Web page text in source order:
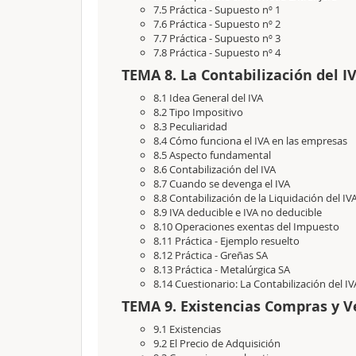
7.5 Práctica - Supuesto nº 1
7.6 Práctica - Supuesto nº 2
7.7 Práctica - Supuesto nº 3
7.8 Práctica - Supuesto nº 4
TEMA 8. La Contabilización del
8.1 Idea General del IVA
8.2 Tipo Impositivo
8.3 Peculiaridad
8.4 Cómo funciona el IVA en las empresas
8.5 Aspecto fundamental
8.6 Contabilización del IVA
8.7 Cuando se devenga el IVA
8.8 Contabilización de la Liquidación del
8.9 IVA deducible e IVA no deducible
8.10 Operaciones exentas del Impuesto
8.11 Práctica - Ejemplo resuelto
8.12 Práctica - Greñas SA
8.13 Práctica - Metalúrgica SA
8.14 Cuestionario: La Contabilización del
TEMA 9. Existencias Compras y
9.1 Existencias
9.2 El Precio de Adquisición